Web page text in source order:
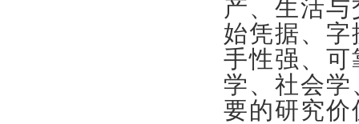
产、生活
始凭据、
手性强、
学、社会
要的研究